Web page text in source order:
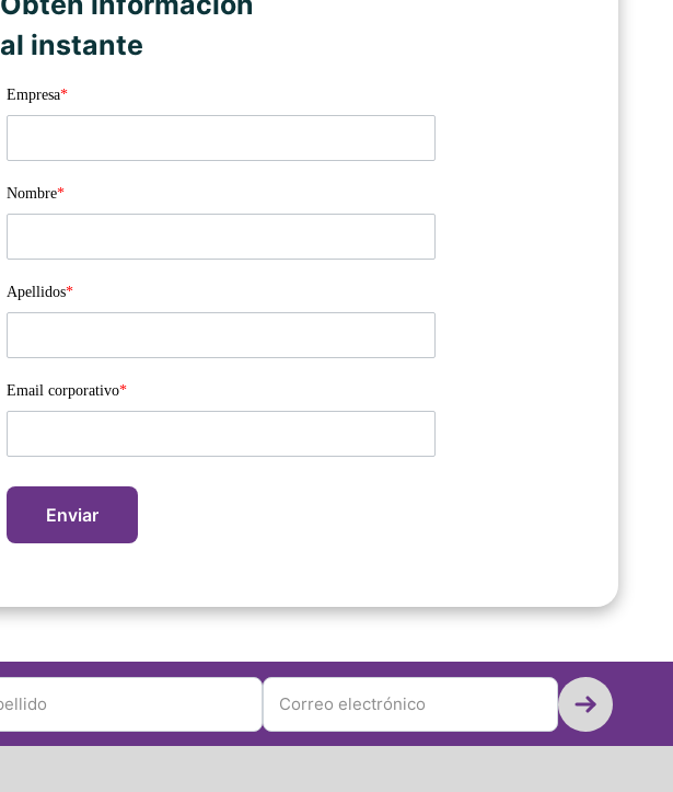
al instante
Empresa*
Nombre*
Apellidos*
Email corporativo*